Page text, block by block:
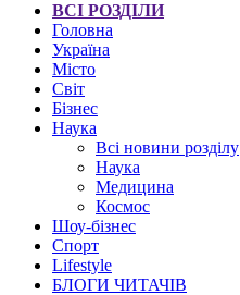
ВСІ РОЗДІЛИ
Головна
Україна
Місто
Світ
Бізнес
Наука
Всі новини розділу
Наука
Медицина
Космос
Шоу-бізнес
Спорт
Lifestyle
БЛОГИ ЧИТАЧІВ